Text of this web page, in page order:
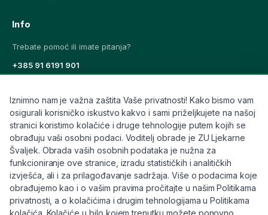
SLIČNI ČLANCI
31.07.2026 · 6 min čitanja
Dispepsija: Što je to, simptomi i kako si pomoći?
Info
Trebate pomoć ili imate pitanja?
+385 91 6191 901
© 2026 eljekarna24. Sva prava pridržana.
PravilnikKolačićiRaskid ugovora
Iznimno nam je važna zaštita Vaše privatnosti! Kako bismo vam
osigurali korisničko iskustvo kakvo i sami priželjkujete na našoj
stranici koristimo kolačiće i druge tehnologije putem kojih se
obrađuju vaši osobni podaci. Voditelj obrade je ZU Ljekarne
Švaljek. Obrada vaših osobnih podataka je nužna za
funkcioniranje ove stranice, izradu statističkih i analitičkih
izvješća, ali i za prilagođavanje sadržaja. Više o podacima koje
obrađujemo kao i o vašim pravima pročitajte u našim Politikama
privatnosti, a o kolačićima i drugim tehnologijama u Politikama
kolačića. Kolačiće u bilo kojem trenutku možete ponovno